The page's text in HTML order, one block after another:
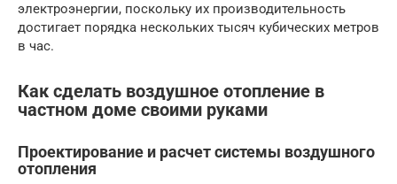
электроэнергии, поскольку их производительность
достигает порядка нескольких тысяч кубических метров
в час.
Как сделать воздушное отопление в
частном доме своими руками
Проектирование и расчет системы воздушного
отопления